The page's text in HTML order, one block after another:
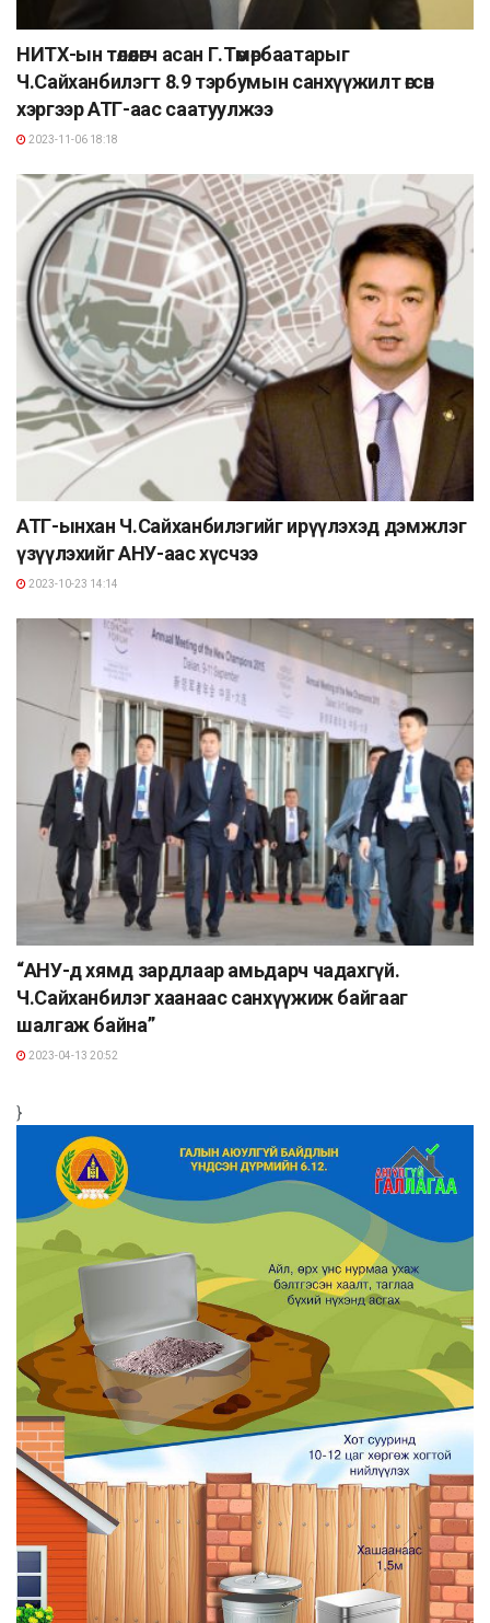
НИТХ-ын төлөөлөгч асан Г.Төмөрбаатарыг
Ч.Сайханбилэгт 8.9 тэрбумын санхүүжилт өгсөн
хэргээр АТГ-аас саатуулжээ
2023-11-06 18:18
АТГ-ынхан Ч.Сайханбилэгийг ирүүлэхэд дэмжлэг
үзүүлэхийг АНУ-аас хүсчээ
2023-10-23 14:14
“АНУ-д хямд зардлаар амьдарч чадахгүй.
Ч.Сайханбилэг хаанаас санхүүжиж байгааг
шалгаж байна”
2023-04-13 20:52
}